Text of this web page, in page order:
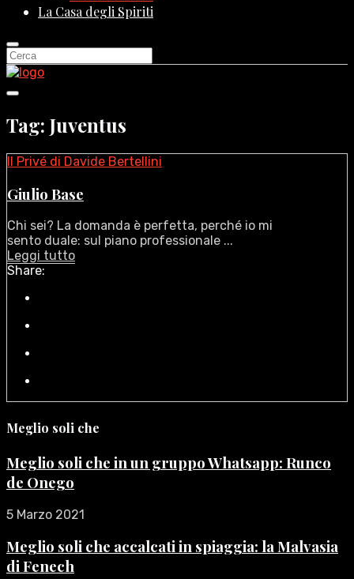
La Casa degli Spiriti
Tag: Juventus
Il Privé di Davide Bertellini
Giulio Base
Chi sei? La domanda è perfetta, perché io mi
sento duale: sul piano professionale ...
Leggi tutto
Share:
Meglio soli che
Meglio soli che in un gruppo Whatsapp: Runco
de Onego
5 Marzo 2021
Meglio soli che accalcati in spiaggia: la Malvasia
di Fenech